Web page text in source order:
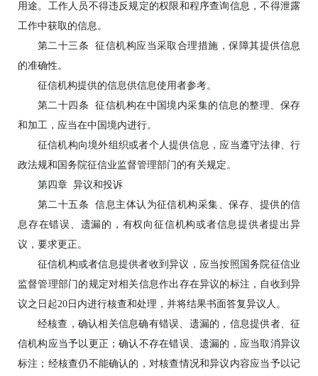
用途。工作人员不得违反规定的权限和程序查询信息，不得泄露
工作中获取的信息。
第二十三条 征信机构应当采取合理措施，保障其提供信息
的准确性。
征信机构提供的信息供信息使用者参考。
第二十四条 征信机构在中国境内采集的信息的整理、保存
和加工，应当在中国境内进行。
征信机构向境外组织或者个人提供信息，应当遵守法律、行
政法规和国务院征信业监督管理部门的有关规定。
第四章 异议和投诉
第二十五条 信息主体认为征信机构采集、保存、提供的信
息存在错误、遗漏的，有权向征信机构或者信息提供者提出异
议，要求更正。
征信机构或者信息提供者收到异议，应当按照国务院征信业
监督管理部门的规定对相关信息作出存在异议的标注，自收到异
议之日起20日内进行核查和处理，并将结果书面答复异议人。
经核查，确认相关信息确有错误、遗漏的，信息提供者、征
信机构应当予以更正；确认不存在错误、遗漏的，应当取消异议
标注；经核查仍不能确认的，对核查情况和异议内容应当予以记